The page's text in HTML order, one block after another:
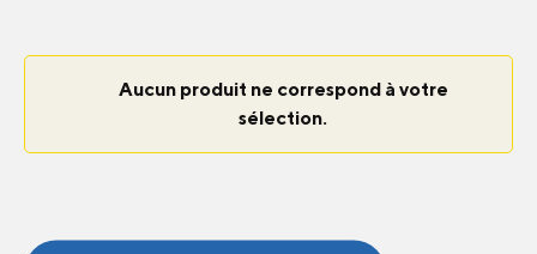
Aucun produit ne correspond à votre
sélection.